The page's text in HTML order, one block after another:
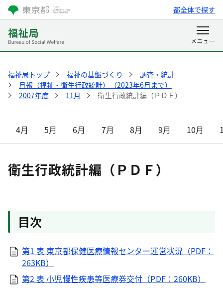
都全体で探す
福祉局トップ 福祉の基盤づくり
調査・統計
月報（福祉・衛生行政統計）（2023年6月まで）
2007年度
11月 衛生行政統計編（ＰＤＦ）
4月 5月 6月 7月 8月 9月 10月
衛生行政統計編（ＰＤＦ）
目次
第1 表 東京都保健医療情報センター運営状況（PDF：
263KB）
第2 表 小児慢性疾患等医療券交付（PDF：260KB）